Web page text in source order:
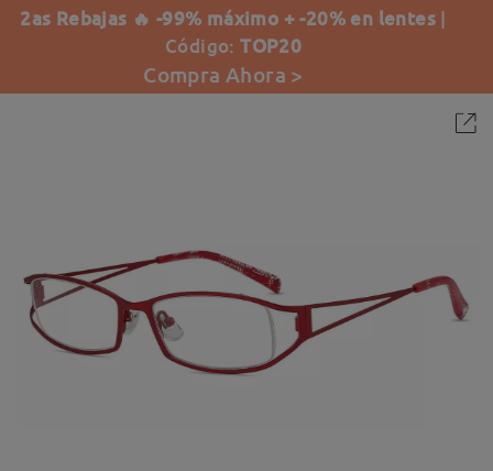
2as Rebajas 🔥 -99% máximo + -20% en lentes |
Código:TOP20
Compra Ahora >